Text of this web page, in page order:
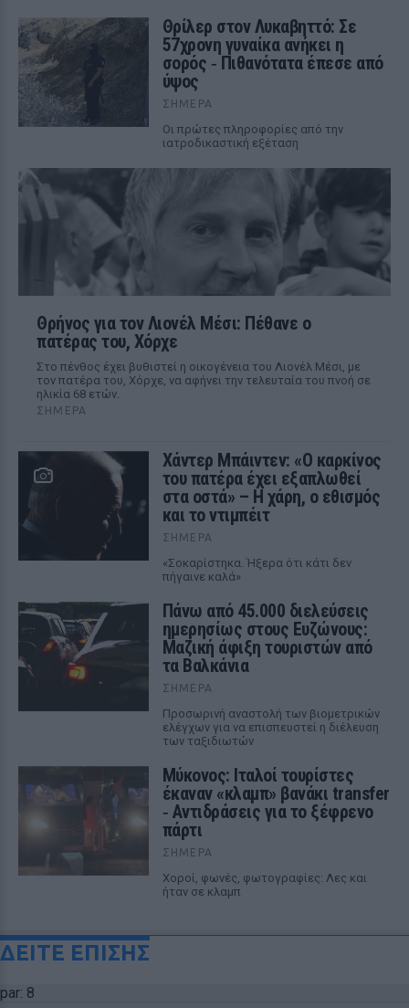
Θρίλερ στον Λυκαβηττό: Σε
57χρονη γυναίκα ανήκει η
σορός ‑ Πιθανότατα έπεσε από
ύψος
ΣΉΜΕΡΑ
Οι πρώτες πληροφορίες από την
ιατροδικαστική εξέταση
Θρήνος για τον Λιονέλ Μέσι: Πέθανε ο
πατέρας του, Χόρχε
Στο πένθος έχει βυθιστεί η οικογένεια του Λιονέλ Μέσι, με
τον πατέρα του, Χόρχε, να αφήνει την τελευταία του πνοή σε
ηλικία 68 ετών.
ΣΉΜΕΡΑ
Χάντερ Μπάιντεν: «Ο καρκίνος
του πατέρα έχει εξαπλωθεί
στα οστά» – Η χάρη, ο εθισμός
και το ντιμπέιτ
ΣΉΜΕΡΑ
«Σοκαρίστηκα. Ήξερα ότι κάτι δεν
πήγαινε καλά»
Πάνω από 45.000 διελεύσεις
ημερησίως στους Ευζώνους:
Μαζική άφιξη τουριστών από
τα Βαλκάνια
ΣΉΜΕΡΑ
Προσωρινή αναστολή των βιομετρικών
ελέγχων για να επισπευστεί η διέλευση
των ταξιδιωτών
Μύκονος: Ιταλοί τουρίστες
έκαναν «κλαμπ» βανάκι transfer
‑ Αντιδράσεις για το ξέφρενο
πάρτι
ΣΉΜΕΡΑ
Χοροί, φωνές, φωτογραφίες: Λες και
ήταν σε κλαμπ
ΔΕΙΤΕ ΕΠΙΣΗΣ
par: 8